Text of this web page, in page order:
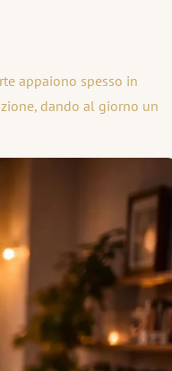
appaiono spesso in
dando al giorno un